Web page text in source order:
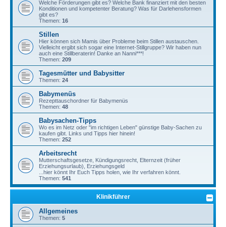
Welche Förderungen gibt es? Welche Bank finanziert mit den besten
Konditionen und kompetenter Beratung? Was für Darlehensformen
gibt es?
Themen: 16
Stillen
Hier können sich Mamis über Probleme beim Stillen austauschen.
Vielleicht ergibt sich sogar eine Internet-Stillgruppe? Wir haben nun
auch eine Stillberaterin! Danke an Nanni***!
Themen: 209
Tagesmütter und Babysitter
Themen: 24
Babymenüs
Rezepttauschordner für Babymenüs
Themen: 48
Babysachen-Tipps
Wo es im Netz oder "im richtigen Leben" günstige Baby-Sachen zu
kaufen gibt. Links und Tipps hier hinein!
Themen: 252
Arbeitsrecht
Mutterschaftsgesetze, Kündigungsrecht, Elternzeit (früher
Erziehungsurlaub), Erziehungsgeld
...hier könnt Ihr Euch Tipps holen, wie Ihr verfahren könnt.
Themen: 541
Klinikführer
Allgemeines
Themen: 5